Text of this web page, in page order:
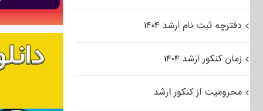
دفترچه ثبت نام ارشد ۱۴۰۴
زمان کنکور ارشد ۱۴۰۴
محرومیت از کنکور ارشد